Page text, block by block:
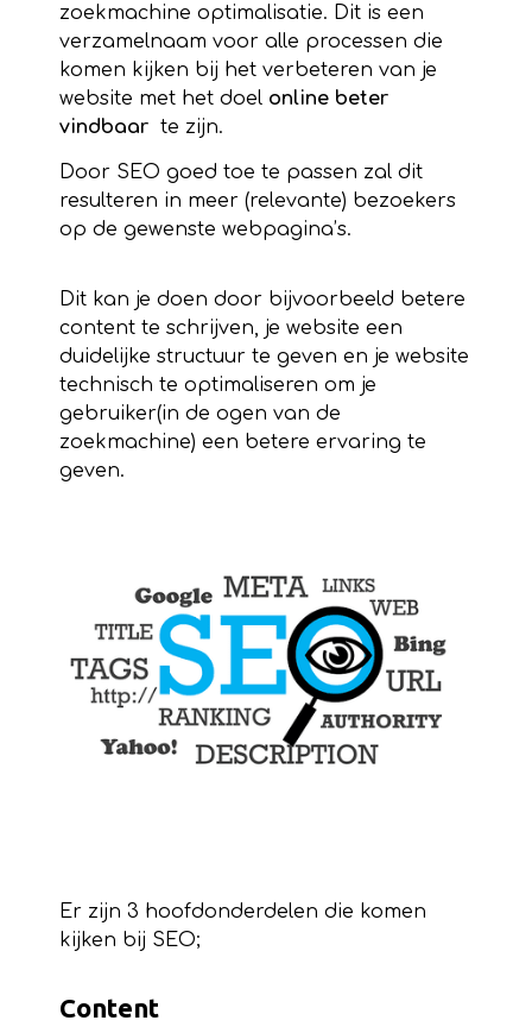
zoekmachine optimalisatie. Dit is een
verzamelnaam voor alle processen die
komen kijken bij het verbeteren van je
website met het doel online beter
vindbaar te zijn.
Door SEO goed toe te passen zal dit
resulteren in meer (relevante) bezoekers
op de gewenste webpagina’s.
Dit kan je doen door bijvoorbeeld betere
content te schrijven, je website een
duidelijke structuur te geven en je website
technisch te optimaliseren om je
gebruiker(in de ogen van de
zoekmachine) een betere ervaring te
geven.
Er zijn 3 hoofdonderdelen die komen
kijken bij SEO;
Content